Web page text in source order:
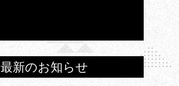
最新のお知らせ